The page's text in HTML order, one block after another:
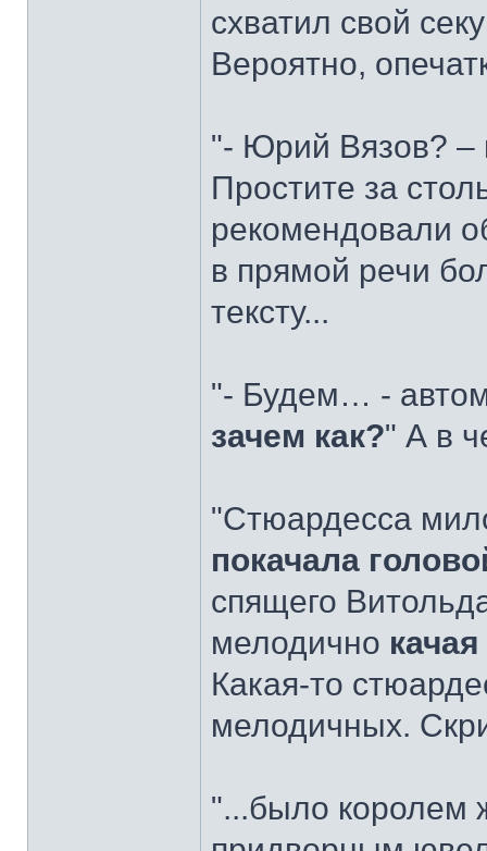
схватил свой
Вероятно,
"- Юрий Вязов? –
Простите за
рекомендовали
в прямой речи
тексту...
"- Будем… -
зачем как?" А в
"Стюардесса
покачала
спящего
мелодично
Какая-то
мелодичных.
"...было королем